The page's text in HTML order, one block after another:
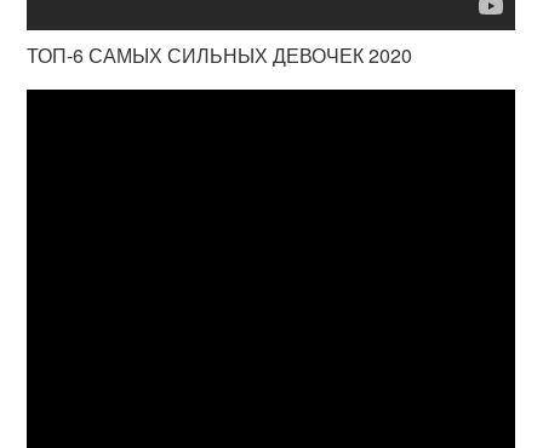
ТОП-6 САМЫХ СИЛЬНЫХ ДЕВОЧЕК 2020